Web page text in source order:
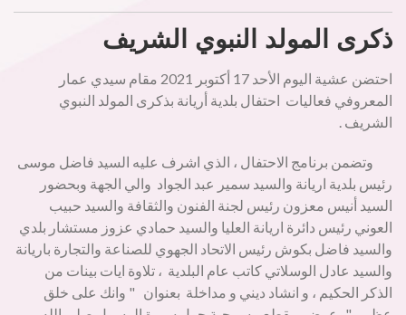
ذكرى المولد النبوي الشريف
احتضن عشية اليوم الأحد 17 أكتوبر 2021 مقام سيدي عمار
المعروفي فعاليات احتفال بلدية أريانة بذكرى المولد النبوي
الشريف .
وتضمن برنامج الاحتفال ، الذي اشرف عليه السيد فاضل موسى
رئيس بلدية اريانة والسيد سمير عبد الجواد والي الجهة وبحضور
السيد أنيس معزون رئيس لجنة الفنون والثقافة والسيد حبيب
العوني رئيس دائرة اريانة العليا والسيد حمادي عزوز مستشار بلدي
والسيد فاضل بكوش رئيس الاتحاد الجهوي للصناعة والتجارة باريانة
والسيد عادل الوسلاتي كاتب عام البلدية ، تلاوة ايات بينات من
الذكر الحكيم ، و انشاد ديني و مداخلة بعنوان " وانك على خلق